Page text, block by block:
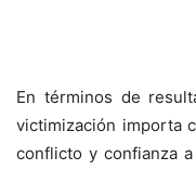
En términos de
victimización importa
conflicto y confianza